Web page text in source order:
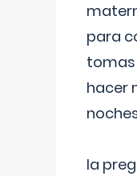
para
tomas
hacer
la